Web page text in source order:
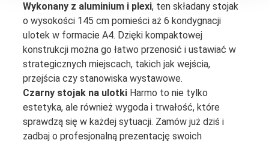
Wykonany z aluminium i plexi, ten składany stojak
o wysokości 145 cm pomieści aż 6 kondygnacji
ulotek w formacie A4. Dzięki kompaktowej
konstrukcji można go łatwo przenosić i ustawiać w
strategicznych miejscach, takich jak wejścia,
przejścia czy stanowiska wystawowe.
Czarny stojak na ulotki Harmo to nie tylko
estetyka, ale również wygoda i trwałość, które
sprawdzą się w każdej sytuacji. Zamów już dziś i
zadbaj o profesjonalną prezentację swoich